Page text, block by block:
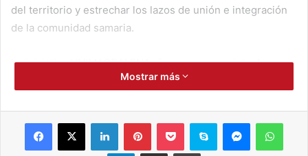
del territorio y estrechar los lazos de unión e integración
de la comunidad samaria.
La iniciativa UNIMAGDALENA vive, goza y se viste de
carnaval, es organizada por las Direcciones de Bienestar
de Investigación, las cuales han diseñado una serie de
eventos abiertos al público.
Mostrar más
Telegram Compartir por correo electrónico Imprimir